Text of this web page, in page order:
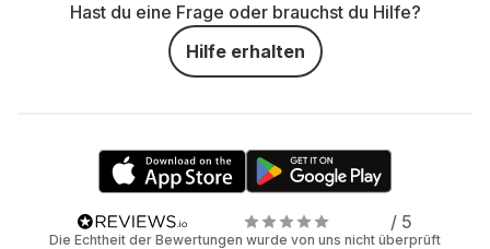
Hast du eine Frage oder brauchst du Hilfe?
Hilfe erhalten
/ 5
Die Echtheit der Bewertungen wurde von uns nicht überprüft